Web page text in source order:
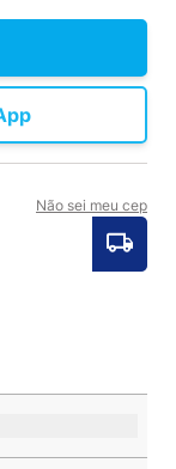
Não sei meu cep